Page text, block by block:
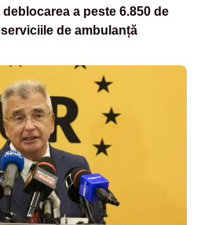
a peste 6.850 de
de ambulanță